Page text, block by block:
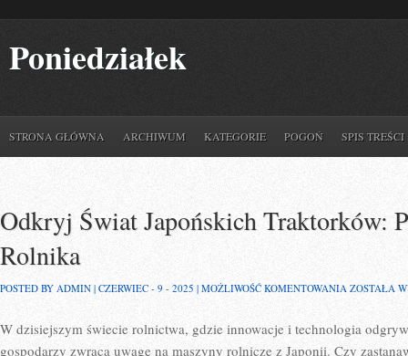
Poniedziałek
STRONA GŁÓWNA ARCHIWUM KATEGORIE POGOŃ SPIS TREŚCI
Odkryj Świat Japońskich Traktorków:
Rolnika
POSTED BY ADMIN | CZERWIEC - 9 - 2025 | MOŻLIWOŚĆ KOMENTOWANIA ODKRYJ
ZOSTAŁA
W dzisiejszym świecie rolnictwa, gdzie innowacje i technologia
gospodarzy zwraca uwagę na maszyny rolnicze z Japonii. Czy